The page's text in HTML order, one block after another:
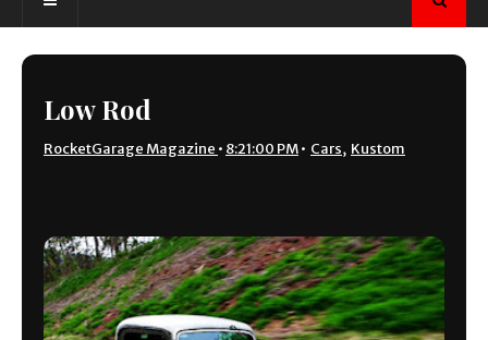
Low Rod
RocketGarage Magazine • 8:21:00 PM• Cars, Kustom